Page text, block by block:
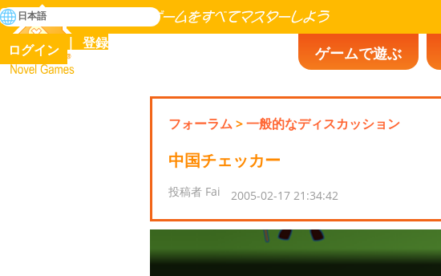
Novel Games
人類の歴史に存在するゲームをすべてマスターしよう
検
索
ゲームで遊ぶ
ログイン 登録
日本語
フォーラム>一般的なディスカッション
中国チェッカー
投稿者 Fai 2005-02-17 21:34:42